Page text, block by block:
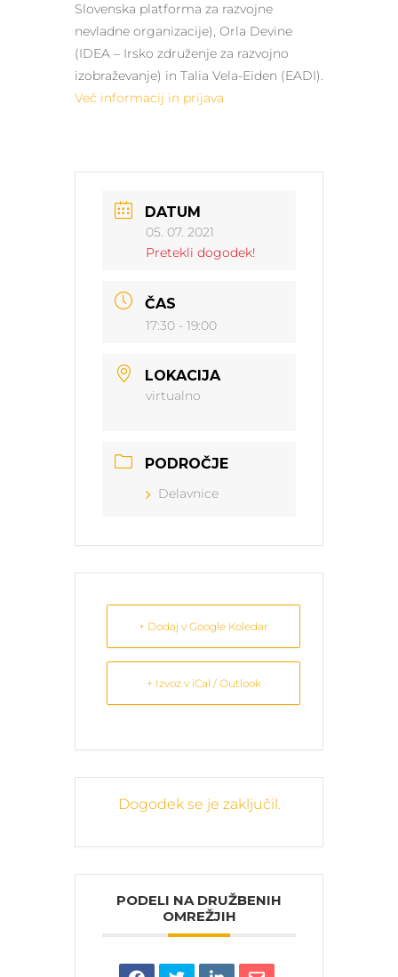
Slovenska platforma za razvojne
nevladne organizacije), Orla Devine
(IDEA – Irsko združenje za razvojno
izobraževanje) in Talia Vela-Eiden (EADI).
Več informacij in prijava
DATUM
05. 07. 2021
Pretekli dogodek!
ČAS
17:30 - 19:00
LOKACIJA
virtualno
PODROČJE
Delavnice
+ Dodaj v Google Koledar
+ Izvoz v iCal / Outlook
Dogodek se je zaključil.
PODELI NA DRUŽBENIH
OMREŽJIH